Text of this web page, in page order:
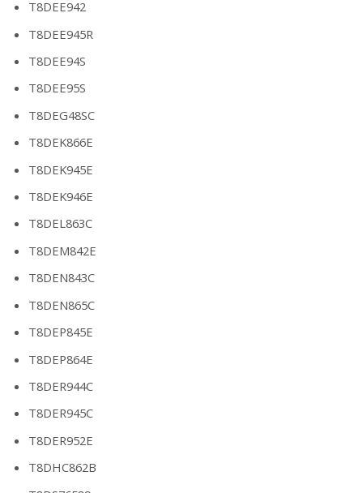
T8DEE942
T8DEE945R
T8DEE94S
T8DEE95S
T8DEG48SC
T8DEK866E
T8DEK945E
T8DEK946E
T8DEL863C
T8DEM842E
T8DEN843C
T8DEN865C
T8DEP845E
T8DEP864E
T8DER944C
T8DER945C
T8DER952E
T8DHC862B